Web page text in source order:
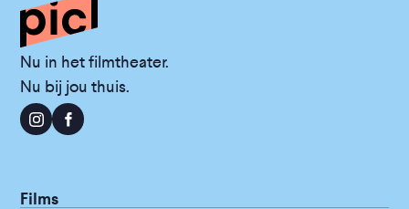
Nu in het filmtheater.
Nu bij jou thuis.
Films